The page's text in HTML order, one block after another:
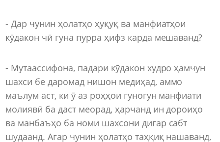
- Дар чунин ҳолатҳо ҳуқуқ ва манфиатҳои
кӯдакон чӣ гуна пурра ҳифз карда мешаванд?
- Мутаассифона, падари кӯдакон худро ҳамчун
шахси бе даромад нишон медиҳад, аммо
маълум аст, ки ӯ аз роҳҳои гуногун манфиати
молиявӣ ба даст меорад, ҳарчанд ин дороиҳо
ва манбаъҳо ба номи шахсони дигар сабт
шудаанд. Агар чунин ҳолатҳо таҳқиқ нашаванд,